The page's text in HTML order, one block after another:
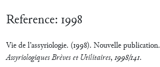
Reference: 1998
Vie de l’assyriologie. (1998). Nouvelle publication.
Assyriologiques Brèves et Utilitaires,1998/141.